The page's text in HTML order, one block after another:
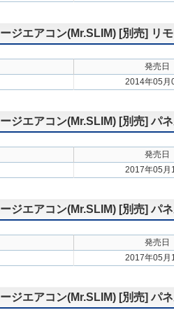
ジエアコン(Mr.SLIM) [別売] リ
発売日
2014年05月
ジエアコン(Mr.SLIM) [別売] パ
発売日
2017年05月
ジエアコン(Mr.SLIM) [別売] パ
発売日
2017年05月
ジエアコン(Mr.SLIM) [別売] パ